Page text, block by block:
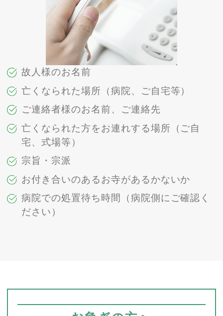
故人様のお名前
亡くなられた場所（病院、ご自宅等）
ご連絡者様のお名前、ご連絡先
亡くなられた方をお連れする場所（ご自
宅、式場等）
宗旨・宗派
お付き合いのあるお寺があるかないか
病院での処置待ち時間（病院側にご確認く
ださい）